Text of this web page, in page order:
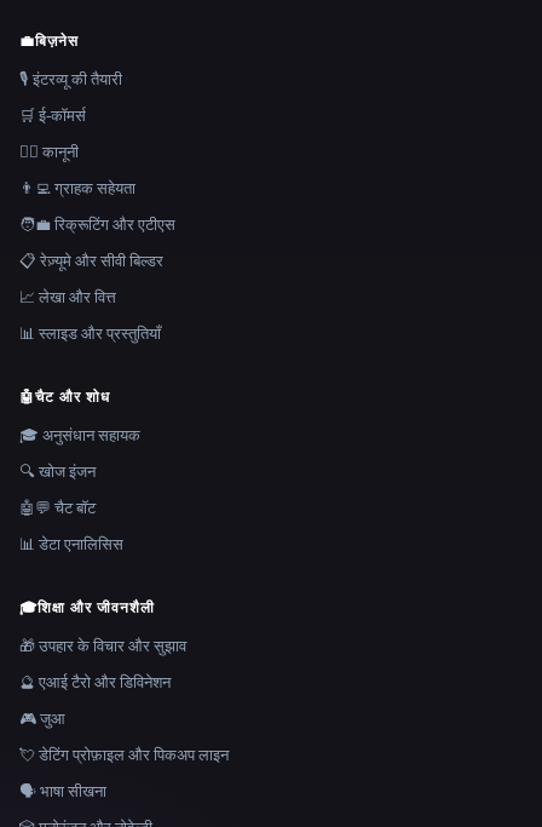
💼बिज़नेस
🎙️ इंटरव्यू की तैयारी
🛒 ई-कॉमर्स
👩‍⚖️ कानूनी
👨‍💻 ग्राहक सहेयता
🧑‍💼 रिक्रूटिंग और एटीएस
📋 रेज़्यूमे और सीवी बिल्डर
📈 लेखा और वित्त
📊 स्लाइड और प्रस्तुतियाँ
🤖चैट और शोध
🎓 अनुसंधान सहायक
🔍 खोज इंजन
🤖💬 चैट बॉट
📊 डेटा एनालिसिस
🎓शिक्षा और जीवनशैली
🎁 उपहार के विचार और सुझाव
🔮 एआई टैरो और डिविनेशन
🎮 जुआ
💘 डेटिंग प्रोफ़ाइल और पिकअप लाइन
🗣️ भाषा सीखना